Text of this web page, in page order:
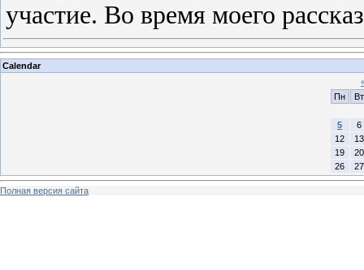
участие. Во время моего
Calendar
Пн
Вт
5
6
12
13
19
20
26
27
Полная версия сайта